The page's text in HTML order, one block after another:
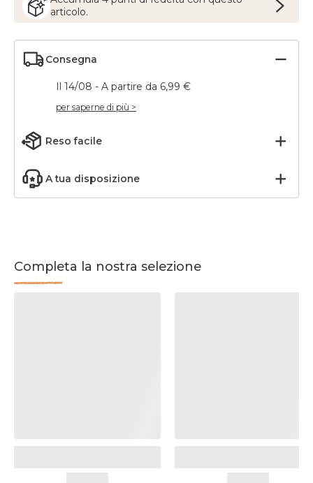
articolo.
Consegna
Il 14/08 - A partire da 6,99 €
per saperne di più >
Reso facile
A tua disposizione
Completa la nostra selezione